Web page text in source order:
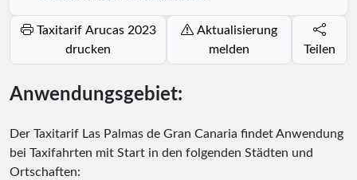
Taxitarif Arucas 2023
drucken
Aktualisierung
melden
Teilen
Anwendungsgebiet:
Der Taxitarif Las Palmas de Gran Canaria findet Anwendung
bei Taxifahrten mit Start in den folgenden Städten und
Ortschaften: